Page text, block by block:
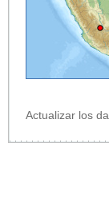
Actualizar los